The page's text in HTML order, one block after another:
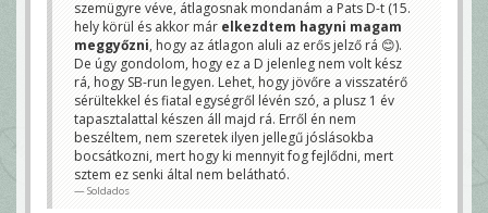
szemügyre véve, átlagosnak mondanám a Pats D-t (15.
hely körül és akkor már elkezdtem hagyni magam
meggyőzni, hogy az átlagon aluli az erős jelző rá 😊).
De úgy gondolom, hogy ez a D jelenleg nem volt kész
rá, hogy SB-run legyen. Lehet, hogy jövőre a visszatérő
sérültekkel és fiatal egységről lévén szó, a plusz 1 év
tapasztalattal készen áll majd rá. Erről én nem
beszéltem, nem szeretek ilyen jellegű jóslásokba
bocsátkozni, mert hogy ki mennyit fog fejlődni, mert
sztem ez senki által nem belátható.
Soldados